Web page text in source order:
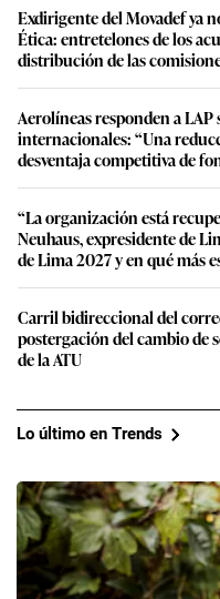
Exdirigente del Movadef ya
Ética: entretelones de los
distribución de las
Aerolíneas responden a LAP
internacionales: “Una
desventaja competitiva de
“La organización está
Neuhaus, expresidente de
de Lima 2027 y en qué más
Carril bidireccional del
postergación del cambio de
de la ATU
Lo último en Trends